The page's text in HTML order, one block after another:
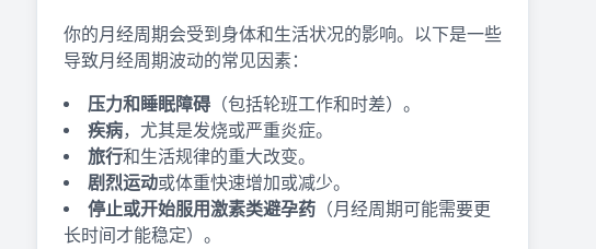
你的月经周期会受到身体和生活状况的影响。以下是一些
导致月经周期波动的常见因素：
压力和睡眠障碍 （包括轮班工作和时差）。
疾病，尤其是发烧或严重炎症。
旅行和生活规律的重大改变。
剧烈运动或体重快速增加或减少。
停止或开始服用激素类避孕药 （月经周期可能需要更
长时间才能稳定）。